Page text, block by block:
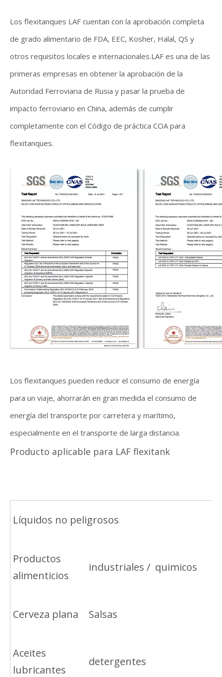
Los flexitanques LAF cuentan con la aprobación completa
de grado alimentario de FDA, EEC, Kosher, Halal, QS y
otros requisitos locales e internacionales.LAF es una de las
primeras empresas en obtener la aprobación de la
Autoridad Ferroviaria de Rusia y pasar la prueba de
impacto ferroviario en China, además de cumplir
completamente con el Código de práctica COA para
flexitanques.
Los flexitanques pueden reducir el consumo de energía
para un viaje, ahorrarán en gran medida el consumo de
energía del transporte por carretera y marítimo,
especialmente en el transporte de larga distancia.
Producto aplicable para LAF flexitank
Líquidos no peligrosos
Productos
alimenticios
industriales / quimicos
Cerveza plana Salsas
Aceites
lubricantes
detergentes